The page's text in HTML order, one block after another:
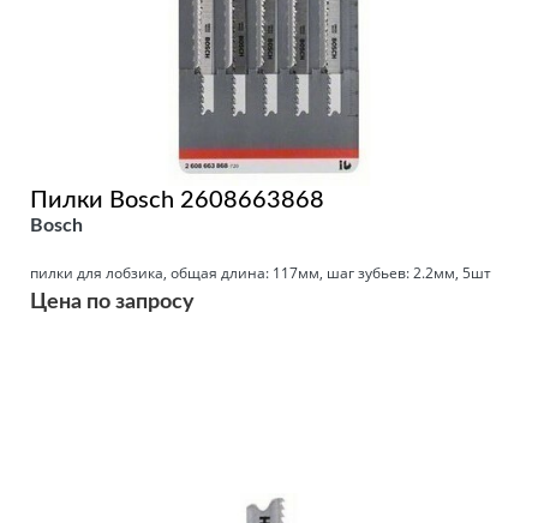
Пилки Bosch 2608663868
Bosch
пилки для лобзика, общая длина: 117мм, шаг зубьев: 2.2мм, 5шт
Цена по запросу